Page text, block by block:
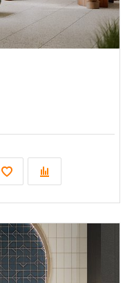
1197х597х9;